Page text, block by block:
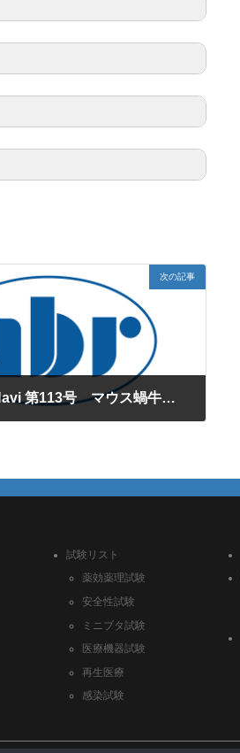
次の記事
NBR Study Navi 第113号 マウス蝸牛有毛細胞の画像解析
試験リスト
薬効薬理試験
安全性試験
ミニブタ試験
医療機器試験
再生医療
感染試験